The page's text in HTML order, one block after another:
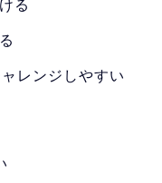
る
レンジしやすい